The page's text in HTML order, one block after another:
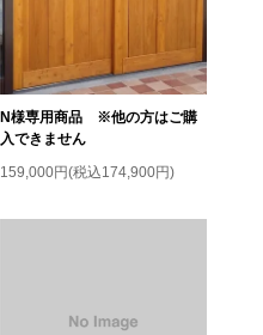
N様専用商品 ※他の方はご購
入できません
159,000円(税込174,900円)